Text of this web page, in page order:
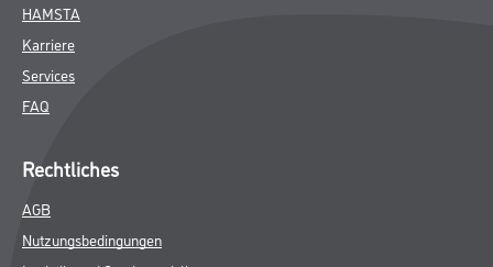
HAMSTA
Karriere
Services
FAQ
Rechtliches
AGB
Nutzungsbedingungen